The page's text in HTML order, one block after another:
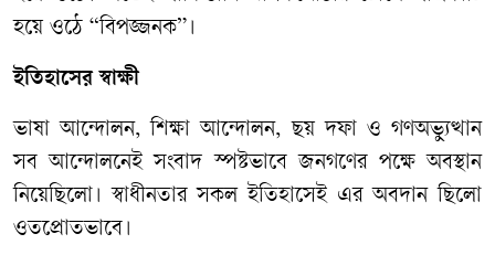
হয়ে ওঠে “বিপজ্জনক”।
ইতিহাসের স্বাক্ষী
ভাষা আন্দোলন, শিক্ষা আন্দোলন, ছয় দফা ও গণঅভ্যুত্থান
সব আন্দোলনেই সংবাদ স্পষ্টভাবে জনগণের পক্ষে অবস্থান
নিয়েছিলো। স্বাধীনতার সকল ইতিহাসেই এর অবদান ছিলো
ওতপ্রোতভাবে।